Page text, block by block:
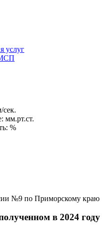
услуг
МСП
сек.
мм.рт.ст.
%
№9 по Приморскому краю
в 2024 году